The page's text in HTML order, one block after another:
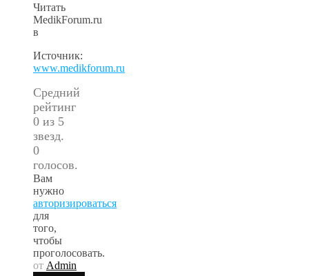
Читать
MedikForum.ru
в
Источник:
www.medikforum.ru
Средний
рейтинг
0 из 5
звезд.
0
голосов.
Вам
нужно
авторизироваться
для
того,
чтобы
проголосовать.
от Admin